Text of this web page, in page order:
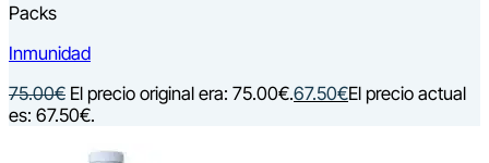
Packs
Inmunidad
75.00€ El precio original era: 75.00€.67.50€El precio actual
es: 67.50€.